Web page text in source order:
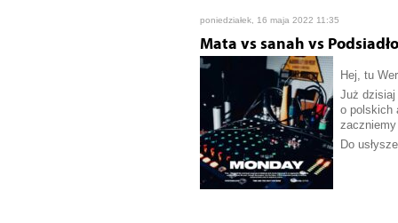
poniedziałek, 16 maja 2022 11:35
Mata vs sanah vs Podsiadło
Hej, tu
Już dzisiaj
o polskich
Do